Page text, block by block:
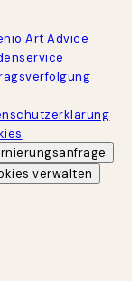
Art Advice
verwalten